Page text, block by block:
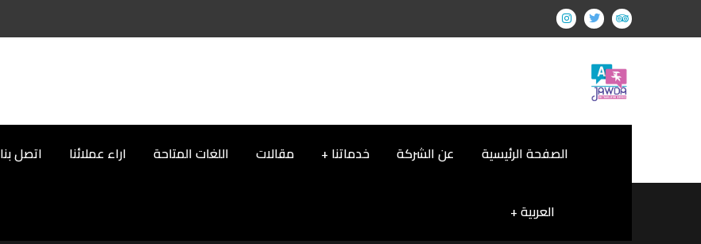
الصفحة الرئيسية عن الشركة خدماتنا مقالات اللغات المتاحة اراء عملائنا اتصل بنا
العربية